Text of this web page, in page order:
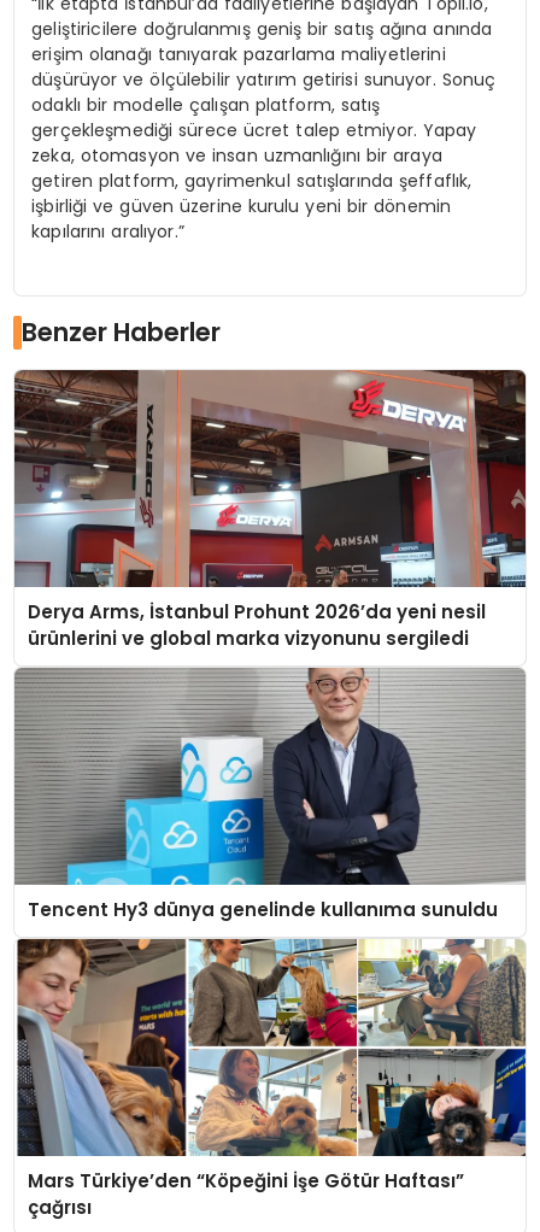
geliştiricilere doğrulanmış geniş bir satış ağına anında
erişim olanağı tanıyarak pazarlama maliyetlerini
düşürüyor ve ölçülebilir yatırım getirisi sunuyor. Sonuç
odaklı bir modelle çalışan platform, satış
gerçekleşmediği sürece ücret talep etmiyor. Yapay
zeka, otomasyon ve insan uzmanlığını bir araya
getiren platform, gayrimenkul satışlarında şeffaflık,
işbirliği ve güven üzerine kurulu yeni bir dönemin
kapılarını aralıyor.”
Benzer Haberler
Derya Arms, İstanbul Prohunt 2026’da yeni nesil
ürünlerini ve global marka vizyonunu sergiledi
Tencent Hy3 dünya genelinde kullanıma sunuldu
Mars Türkiye’den “Köpeğini İşe Götür Haftası”
çağrısı